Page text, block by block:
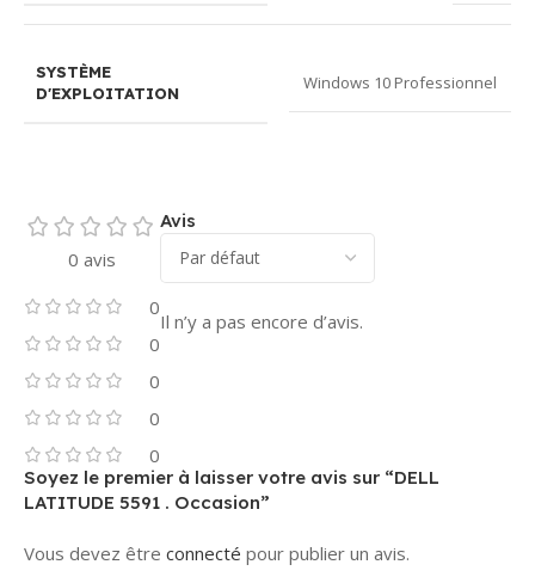
SYSTÈME
D'EXPLOITATION
Windows 10 Professionnel
0 avis
0
0
0
0
0
Avis
Il n’y a pas encore d’avis.
Soyez le premier à laisser votre avis sur “DELL
LATITUDE 5591 . Occasion”
Vous devez être connecté pour publier un avis.